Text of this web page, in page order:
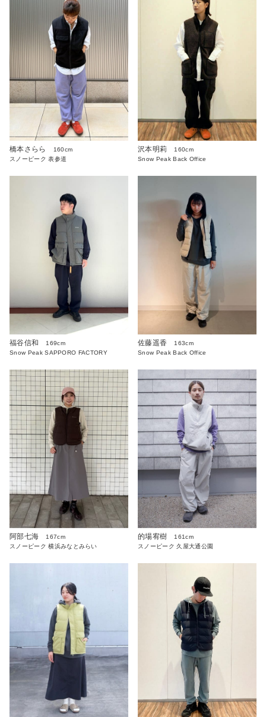
橋本さらら
160cm
スノーピーク 表参道
沢本明莉
160cm
Snow Peak Back Office
福谷信和
169cm
Snow Peak SAPPORO FACTORY
佐藤遥香
163cm
Snow Peak Back Office
阿部七海
167cm
スノーピーク 横浜みなとみらい
的場宥樹
161cm
スノーピーク 久屋大通公園